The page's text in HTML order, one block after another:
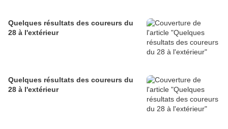
Quelques résultats des coureurs du
28 à l'extérieur
Quelques résultats des coureurs du
28 à l'extérieur